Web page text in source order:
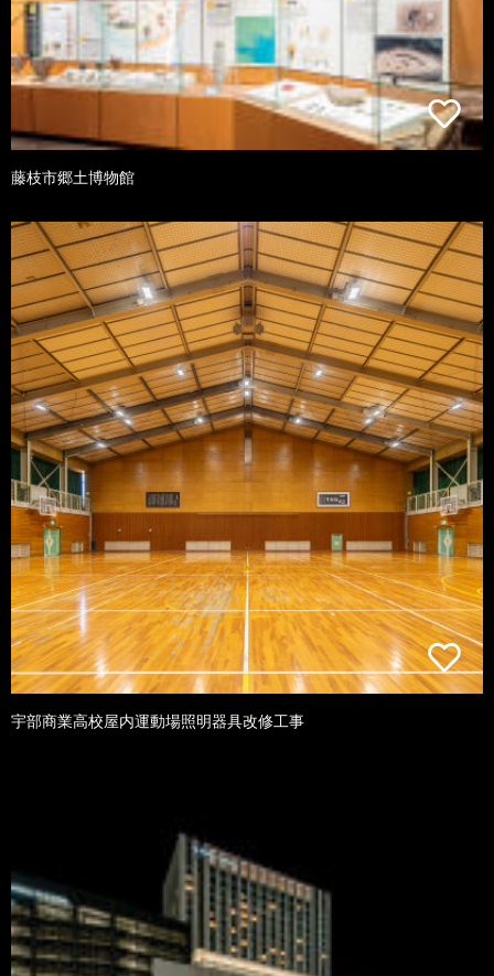
藤枝市郷土博物館
宇部商業高校屋内運動場照明器具改修工事